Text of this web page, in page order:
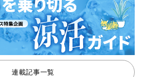
連載記事一覧